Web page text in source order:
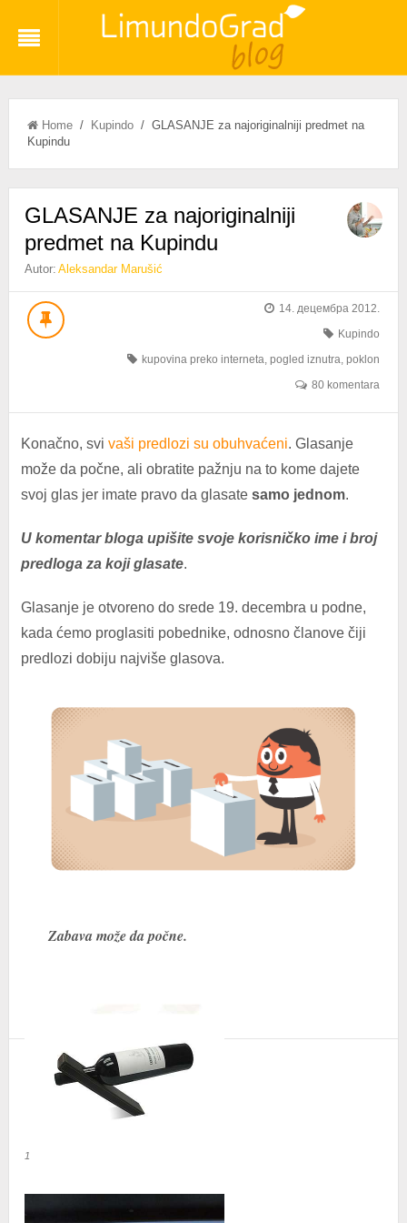
Home/ Kupindo/ GLASANJE za najoriginalniji predmet na
Kupindu
GLASANJE za najoriginalniji
predmet na Kupindu
Autor: Aleksandar Marušić
14. децембра 2012.
Kupindo
kupovina preko interneta,pogled iznutra,poklon
80 komentara
Konačno, svi vaši predlozi su obuhvaćeni. Glasanje
može da počne, ali obratite pažnju na to kome dajete
svoj glas jer imate pravo da glasate samo jednom.
U komentar bloga upišite svoje korisničko ime i broj
predloga za koji glasate.
Glasanje je otvoreno do srede 19. decembra u podne,
kada ćemo proglasiti pobednike, odnosno članove čiji
predlozi dobiju najviše glasova.
Zabava može da počne.
1